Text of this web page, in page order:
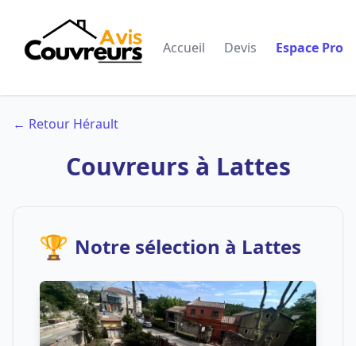
Accueil Devis Espace Pro
← Retour Hérault
Couvreurs à Lattes
🏆 Notre sélection à Lattes